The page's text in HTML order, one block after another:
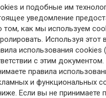
и подобные им
уведомление
как мы используем
Используя этот
использования cookies
с этим документом.
правила
и функциональных
Если вы не принимаете